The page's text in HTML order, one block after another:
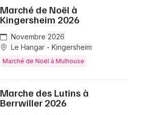
Marché de Noël à
Kingersheim 2026
Novembre 2026
Le Hangar - Kingersheim
Marché de Noël à Mulhouse
Marche des Lutins à
Berrwiller 2026